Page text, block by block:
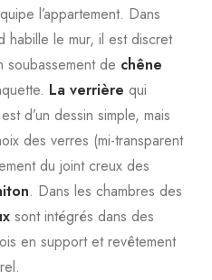
l’appartement. Dans
habille le mur, il est discret
soubassement de chêne
La verrière qui
d’un dessin simple, mais
des verres (mi-transparent
du joint creux des
. Dans les chambres des
sont intégrés dans des
en support et revêtement